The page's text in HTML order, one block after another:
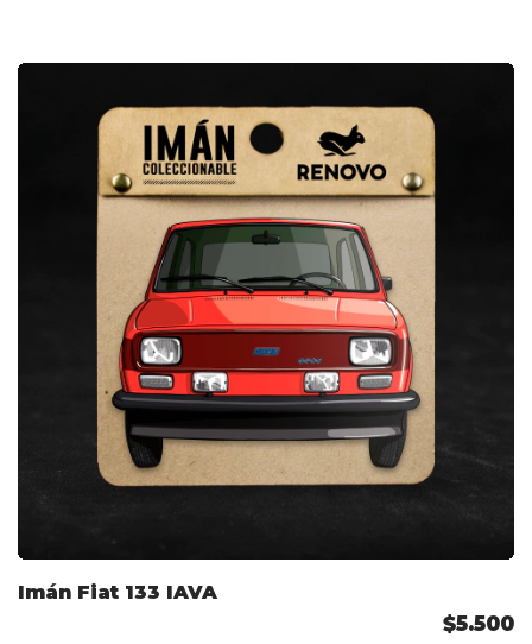
Imán Fiat 133 IAVA
$5.500